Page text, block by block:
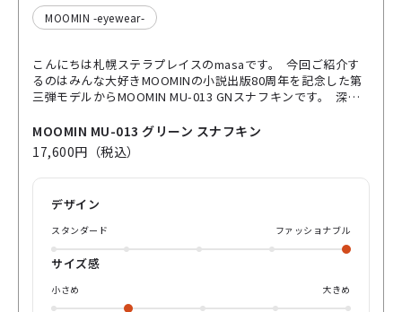
MOOMIN -eyewear-
こんにちは札幌ステラプレイスのmasaです。 今回ご紹介す
るのはみんな大好きMOOMINの小説出版80周年を記念した第
三弾モデルからMOOMIN MU-013 GNスナフキンです。 深み
で秋冬にピッタリ♫ 全体的に角が柔らかいヘキサゴンタイプ
に、ウィンザーリムと呼ばれる金属の内側にセル枠を入れ込
んでセルと金属フレームの両方の特徴を持って仕上がってま
す。 近年人気のバレル(樽型)に近く、スッキリした印象なが
フキンのプリントもさり気なくて、先セルにはワンポイント
でカップに入った可愛いニョロニョロもいます✨ MOOMIN好
きには是非店頭でこの可愛さと優しさをご覧になって下さ
い。 専用の可愛いケースも付いてきますのでそちらもお楽
しみに😄
MOOMIN MU-013 グリーン スナフキン
17,600円（税込）
デザイン
スタンダード ファッショナブル
サイズ感
小さめ 大きめ